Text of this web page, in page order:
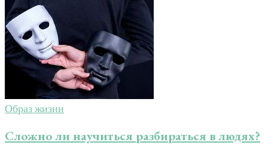
Образ жизни
Сложно ли научиться разбираться в людях?